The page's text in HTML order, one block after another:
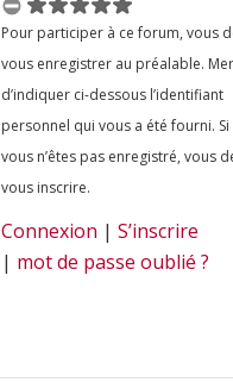
Pour participer à ce forum, vous devez
vous enregistrer au préalable.
d’indiquer ci-dessous l’identifiant
personnel qui vous a été fourni. Si
vous n’êtes pas enregistré, vous
vous inscrire.
Connexion | S’inscrire
| mot de passe oublié ?